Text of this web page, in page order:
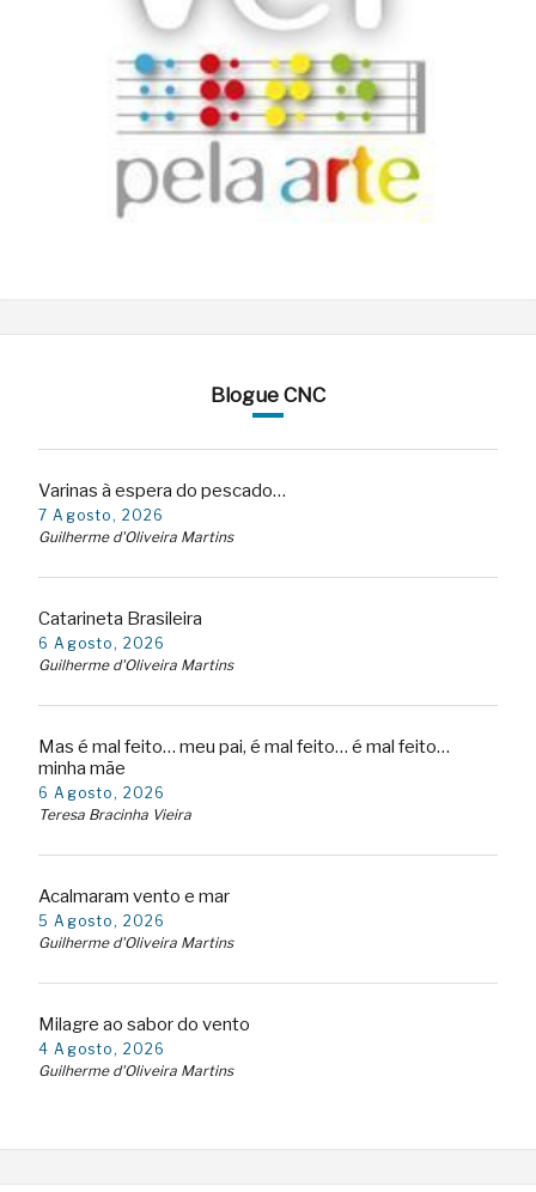
Blogue CNC
Varinas à espera do pescado…
7 Agosto, 2026
Guilherme d'Oliveira Martins
Catarineta Brasileira
6 Agosto, 2026
Guilherme d'Oliveira Martins
Mas é mal feito… meu pai, é mal feito… é mal feito…
minha mãe
6 Agosto, 2026
Teresa Bracinha Vieira
Acalmaram vento e mar
5 Agosto, 2026
Guilherme d'Oliveira Martins
Milagre ao sabor do vento
4 Agosto, 2026
Guilherme d'Oliveira Martins